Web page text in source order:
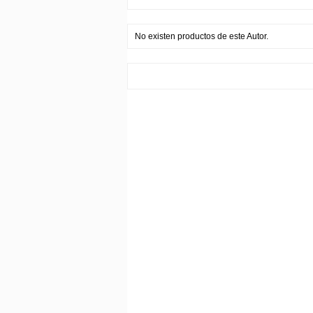
No existen productos de este Autor.